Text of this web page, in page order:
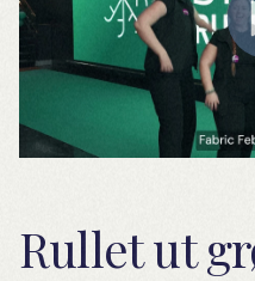
Rullet ut